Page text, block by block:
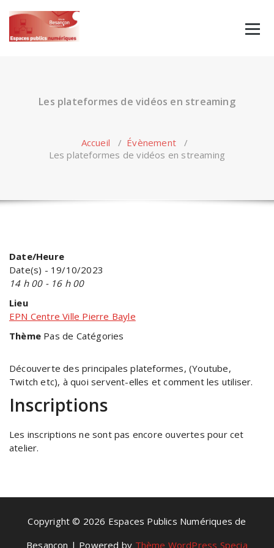
content
Les plateformes de vidéos en streaming
Accueil / Évènement /
Les plateformes de vidéos en streaming
Date/Heure
Date(s) - 19/10/2023
14 h 00 - 16 h 00
Lieu
EPN Centre Ville Pierre Bayle
Thème Pas de Catégories
Découverte des principales plateformes, (Youtube,
Twitch etc), à quoi servent-elles et comment les utiliser.
Inscriptions
Les inscriptions ne sont pas encore ouvertes pour cet
atelier.
Copyright © 2026 Espaces Publics Numériques de
Besançon | Powered by Thème WordPress Specia